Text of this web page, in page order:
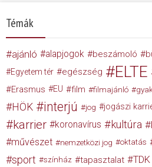
Témák
ajánló alapjogok beszámoló
Egyetem tér egészség ELTE
Erasmus EU film filmajánló
HÖK interjú jog jogászi
karrier koronavírus kultúra
művészet nemzetközi jog oktatás
sport színház tapasztalat TDK